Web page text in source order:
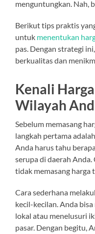
menguntungkan. Nah,
Berikut tips praktis
untuk menentukan
pas. Dengan strategi
berkualitas dan
Kenali
Wilayah
Sebelum memasang
langkah pertama
Anda harus tahu
serupa di daerah
tidak memasang harga
Cara sederhana
kecil-kecilan. Anda
lokal atau menelusuri
pasar. Dengan begitu,